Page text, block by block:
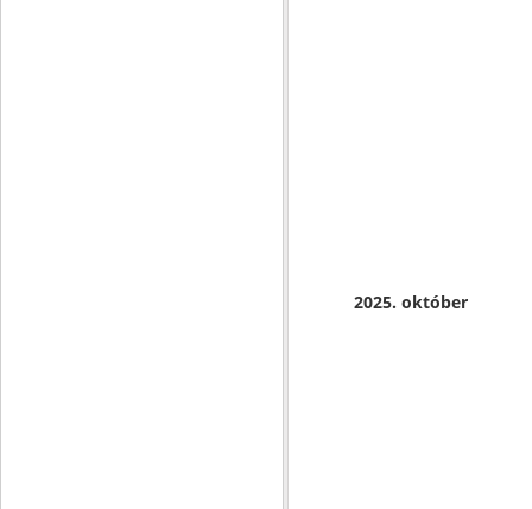
2025. október